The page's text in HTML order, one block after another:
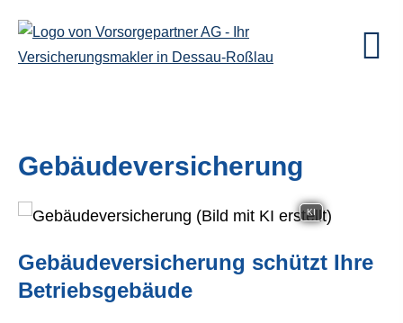
Ge­bäude­ver­si­che­rung
KI
Ge­bäude­ver­si­che­rung schützt Ihre
Betriebsgebäude